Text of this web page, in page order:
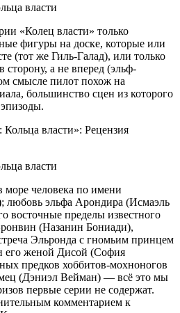
власти
«Колец власти» только
фигуры на доске, которые или
(тот же Гиль-Галад), или только
сторону, а не вперед (эльф-
смысле пилот похож на
большинство сцен из которого
власти
море человека по имени
любовь эльфа Арондира (Исмаэль
восточные пределы известного
(Назанин Бониади),
Эльронда с гномьим принцем
женой Дисой (София
предков хоббитов-мохноногов
(Дэниэл Вейман) — всё это мы
первые серии не содержат.
комментарием к